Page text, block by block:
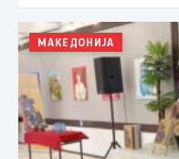
МАКЕДОНИЈА